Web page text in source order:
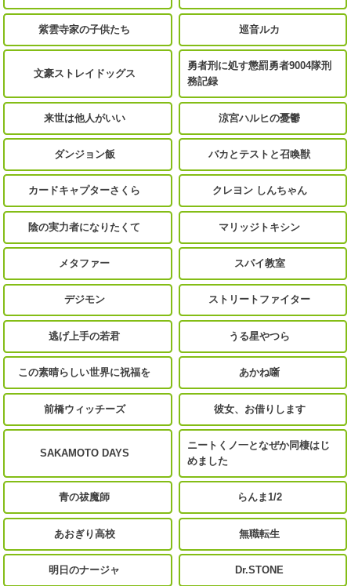
紫雲寺家の子供たち 巡音ルカ
文豪ストレイドッグス
勇者刑に処す懲罰勇者9004隊刑
務記録
来世は他人がいい 涼宮ハルヒの憂鬱
ダンジョン飯 バカとテストと召喚獣
カードキャプターさくら クレヨン しんちゃん
陰の実力者になりたくて マリッジトキシン
メタファー スパイ教室
デジモン ストリートファイター
逃げ上手の若君 うる星やつら
この素晴らしい世界に祝福を あかね噺
前橋ウィッチーズ 彼女、お借りします
SAKAMOTO DAYS
ニートくノ一となぜか同棲はじ
めました
青の祓魔師 らんま1/2
あおぎり高校 無職転生
明日のナージャ Dr.STONE